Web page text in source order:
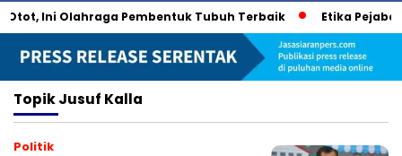
Ini Olahraga Pembentuk Tubuh Terbaik Etika
TopikJusuf Kalla
Politik